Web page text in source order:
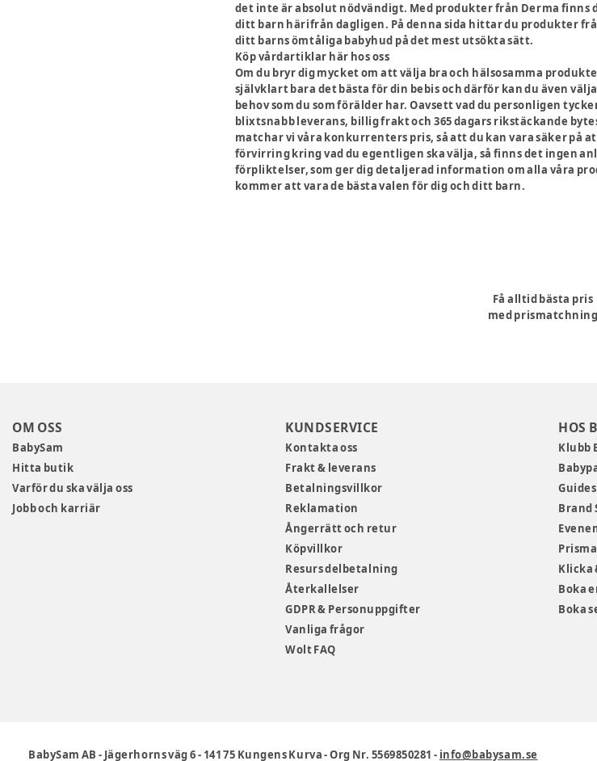
det inte är absolut nödvändigt. Med produkter från Derma
ditt barn härifrån dagligen. På denna sida hittar du produkter
ditt barns ömtåliga babyhud på det mest utsökta sätt.
Köp vårdartiklar här hos oss
Om du bryr dig mycket om att välja bra och hälsosamma
självklart bara det bästa för din bebis och därför kan du även
behov som du som förälder har. Oavsett vad du personligen
blixtsnabb leverans, billig frakt och 365 dagars rikstäckande
matchar vi våra konkurrenters pris, så att du kan vara säker på
förvirring kring vad du egentligen ska välja, så finns det ingen
förpliktelser, som ger dig detaljerad information om alla våra
kommer att vara de bästa valen för dig och ditt barn.
Få alltid bästa pris
med prismatchning
OM OSS
BabySam
Hitta butik
Varför du ska välja oss
Jobb och karriär
KUNDSERVICE
Kontakta oss
Frakt & leverans
Betalningsvillkor
Reklamation
Ångerrätt och retur
Köpvillkor
Resurs delbetalning
Återkallelser
GDPR & Personuppgifter
Vanliga frågor
Wolt FAQ
HOS
Klubb
Guides
Brand
Klicka
Boka
Boka
BabySam AB - Jägerhorns väg 6- 141 75 Kungens Kurva-Org Nr. 5569850281 - info@babysam.se